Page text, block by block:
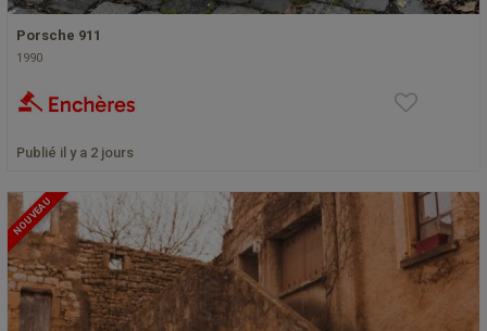
Porsche 911
1990
Publié il y a 2 jours
NOUVEAU